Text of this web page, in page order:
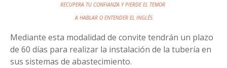
RECUPERA TU CONFIANZA Y PIERDE EL TEMOR
A HABLAR O ENTENDER EL INGLÉS
Mediante esta modalidad de convite tendrán un plazo
de 60 días para realizar la instalación de la tubería en
sus sistemas de abastecimiento.